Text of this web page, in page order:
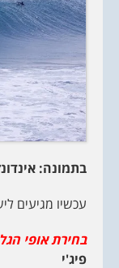
בתמונה:
עכשיו מגיעים
בחירת אופי
פיג'י